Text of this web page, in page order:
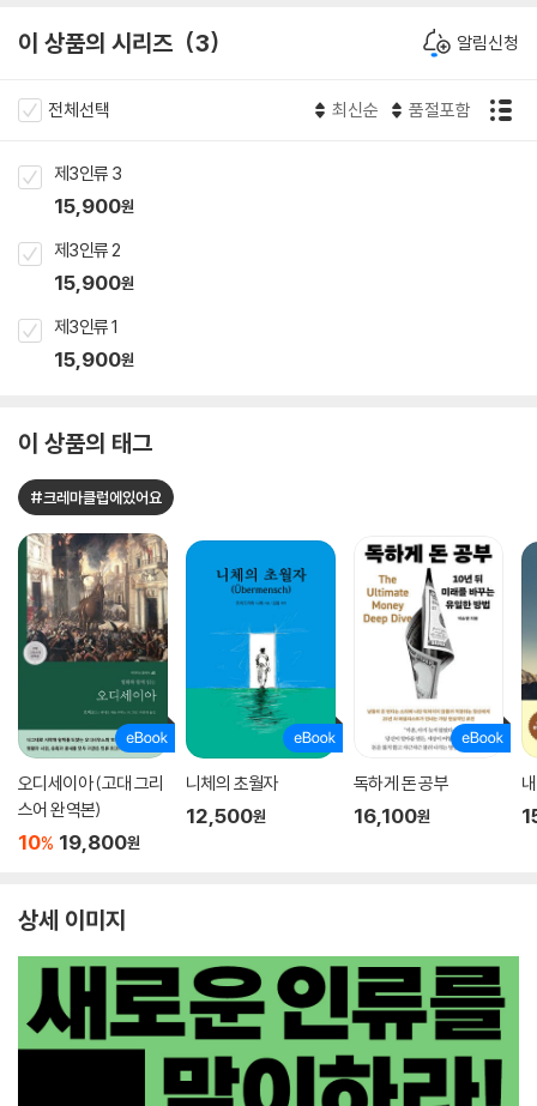
이 상품의 시리즈 3 알림신청
전체선택 최신순 품절포함
제3인류 3
15,900원
제3인류 2
15,900원
제3인류 1
15,900원
이 상품의 태그
#크레마클럽에있어요
오디세이아 (고대 그리
스어 완역본)
10% 19,800원
니체의 초월자
12,500원
독하게 돈 공부
16,100원
상세 이미지